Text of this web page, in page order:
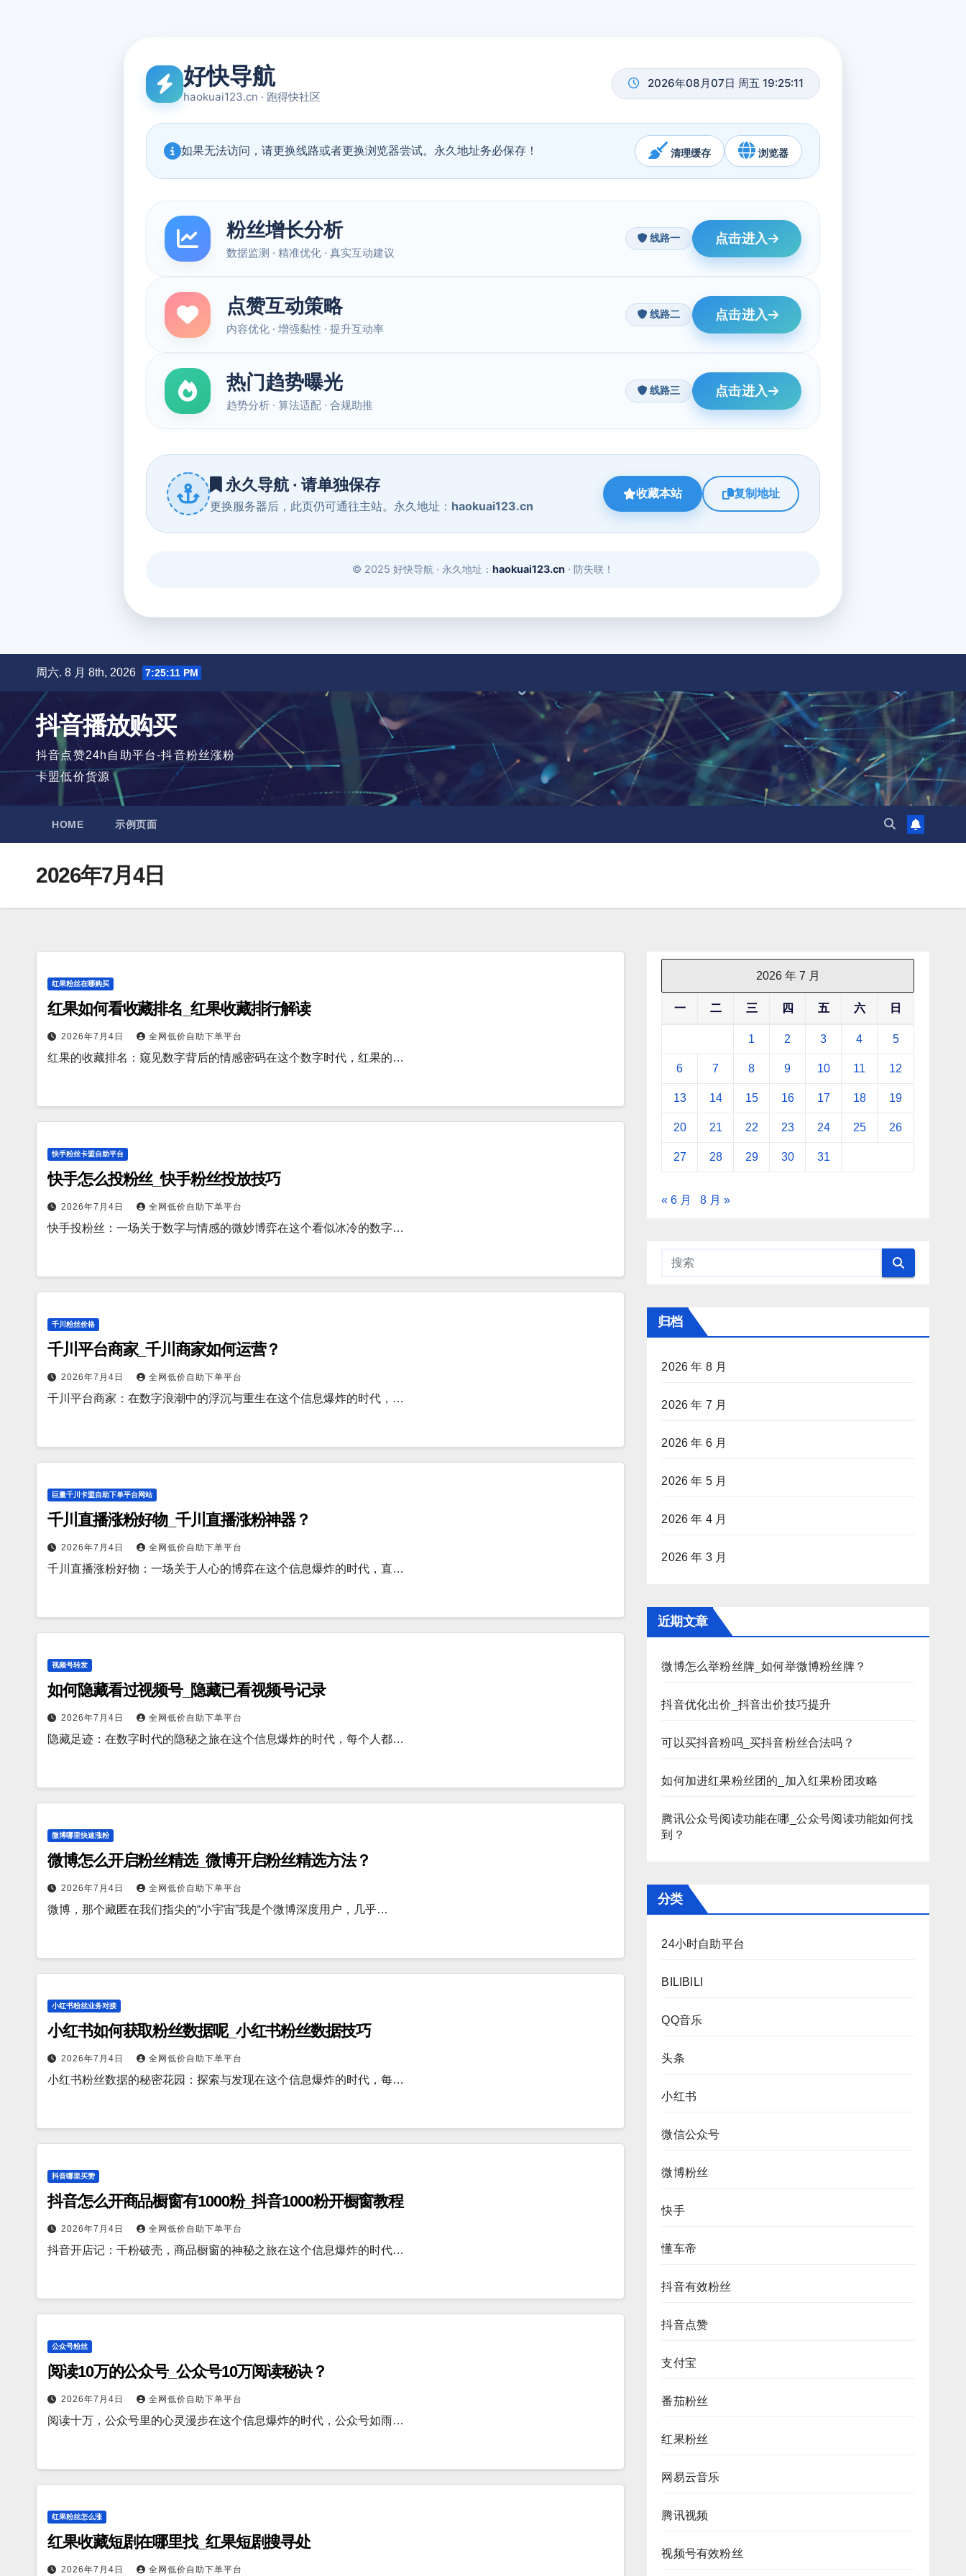
周六. 8 月 8th, 2026 7:25:12 PM
抖音播放购买
抖音点赞24h自助平台-抖音粉丝涨粉
卡盟低价货源
HOME 示例页面
2026年7月4日
红果粉丝在哪购买
红果如何看收藏排名_红果收藏排行解读
2026年7月4日 全网低价自助下单平台
红果的收藏排名：窥见数字背后的情感密码在这个数字时代，红果的…
快手粉丝卡盟自助平台
快手怎么投粉丝_快手粉丝投放技巧
2026年7月4日 全网低价自助下单平台
快手投粉丝：一场关于数字与情感的微妙博弈在这个看似冰冷的数字…
千川粉丝价格
千川平台商家_千川商家如何运营？
2026年7月4日 全网低价自助下单平台
千川平台商家：在数字浪潮中的浮沉与重生在这个信息爆炸的时代，…
巨量千川卡盟自助下单平台网站
千川直播涨粉好物_千川直播涨粉神器？
2026年7月4日 全网低价自助下单平台
千川直播涨粉好物：一场关于人心的博弈在这个信息爆炸的时代，直…
视频号转发
如何隐藏看过视频号_隐藏已看视频号记录
2026年7月4日 全网低价自助下单平台
隐藏足迹：在数字时代的隐秘之旅在这个信息爆炸的时代，每个人都…
微博哪里快速涨粉
微博怎么开启粉丝精选_微博开启粉丝精选方法？
2026年7月4日 全网低价自助下单平台
微博，那个藏匿在我们指尖的“小宇宙”我是个微博深度用户，几乎…
小红书粉丝业务对接
小红书如何获取粉丝数据呢_小红书粉丝数据技巧
2026年7月4日 全网低价自助下单平台
小红书粉丝数据的秘密花园：探索与发现在这个信息爆炸的时代，每…
抖音哪里买赞
抖音怎么开商品橱窗有1000粉_抖音1000粉开橱窗教程
2026年7月4日 全网低价自助下单平台
抖音开店记：千粉破壳，商品橱窗的神秘之旅在这个信息爆炸的时代…
公众号粉丝
阅读10万的公众号_公众号10万阅读秘诀？
2026年7月4日 全网低价自助下单平台
阅读十万，公众号里的心灵漫步在这个信息爆炸的时代，公众号如雨…
红果粉丝怎么涨
红果收藏短剧在哪里找_红果短剧搜寻处
2026年7月4日 全网低价自助下单平台
2026 年 7 月
一 二 三 四 五 六 日
1 2 3 4 5
6 7 8 9 10 11 12
13 14 15 16 17 18 19
20 21 22 23 24 25 26
27 28 29 30 31
« 6 月 8 月 »
归档
2026 年 8 月
2026 年 7 月
2026 年 6 月
2026 年 5 月
2026 年 4 月
2026 年 3 月
近期文章
微博怎么举粉丝牌_如何举微博粉丝牌？
抖音优化出价_抖音出价技巧提升
可以买抖音粉吗_买抖音粉丝合法吗？
如何加进红果粉丝团的_加入红果粉团攻略
腾讯公众号阅读功能在哪_公众号阅读功能如何找
到？
分类
24小时自助平台
BILIBILI
QQ音乐
头条
小红书
微信公众号
微博粉丝
快手
懂车帝
抖音有效粉丝
抖音点赞
支付宝
番茄粉丝
红果粉丝
网易云音乐
腾讯视频
视频号有效粉丝